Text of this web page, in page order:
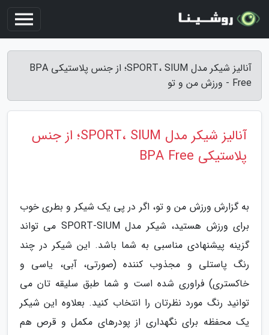
آنالیز شیکر مدل SPORT، SIUM؛ از جنس پلاستیکی BPA
Free - ورزش من و تو
آنالیز شیکر مدل SPORT، SIUM؛ از جنس
پلاستیکی BPA Free
به گزارش ورزش من و تو، اگر در پی یک شیکر و بطری خوب
برای ورزش هستید، شیکر مدل SPORT-SIUM می تواند
گزینه پیشنهادی مناسبی به شما باشد. این شیکر در چند
رنگ پاستلی و مجذوب کننده (صورتی، آبی، یاسی و
خاکستری) فراوری شده است و شما طبق سلیقه تان می
توانید رنگ مورد نظرتان را انتخاب کنید. بعلاوه این شیکر
یک محفظه برای نگهداری از پودرهای مکمل و قرص هم